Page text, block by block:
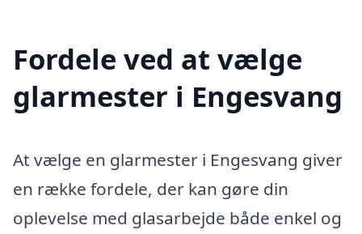
Fordele ved at vælge
glarmester i Engesvang
At vælge en glarmester i Engesvang giver
en række fordele, der kan gøre din
oplevelse med glasarbejde både enkel og